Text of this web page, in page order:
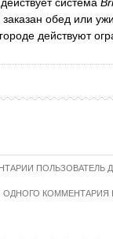
обед или
действуют
ОДНОГО КОММЕНТАРИЯ